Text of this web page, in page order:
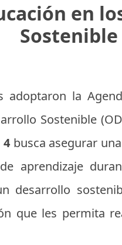
en
Sostenible
adoptaron la
Sostenible
4busca asegurar
aprendizaje
desarrollo
que les permita